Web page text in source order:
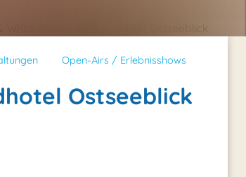
White Party | © Strandhotel Ostseeblick
Open-Airs / Erlebnisshows
Ostseeblick